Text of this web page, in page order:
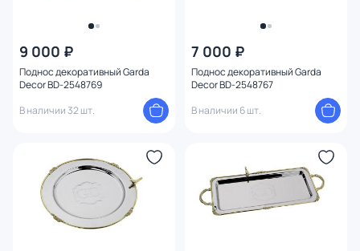
9 000 ₽
Поднос декоративный Garda
Decor BD-2548769
В наличии 32 шт.
7 000 ₽
Поднос декоративный Garda
Decor BD-2548767
В наличии 6 шт.